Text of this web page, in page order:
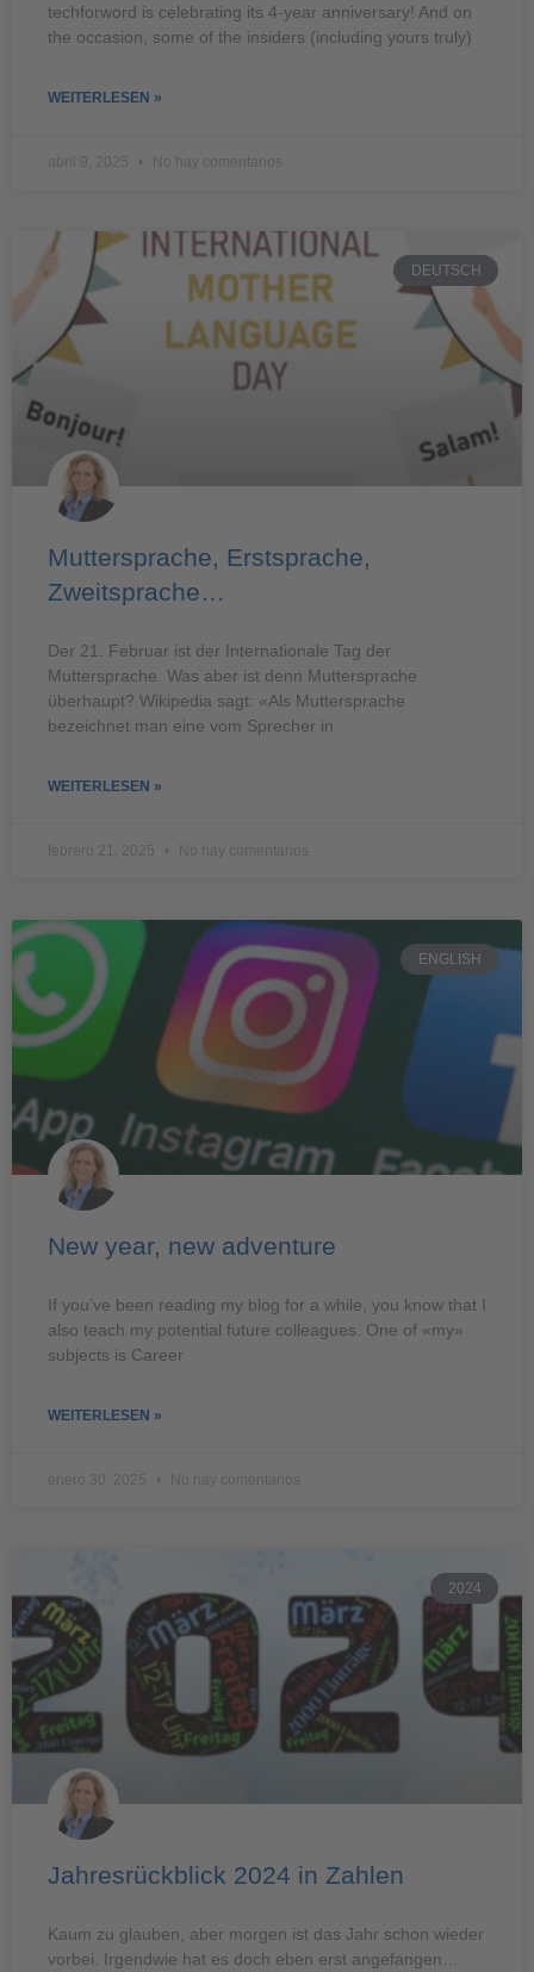
techforword is celebrating its 4-year anniversary! And on
the occasion, some of the insiders (including yours truly)
WEITERLESEN »
abril 9, 2025 No hay comentarios
DEUTSCH
Muttersprache, Erstsprache,
Zweitsprache…
Der 21. Februar ist der Internationale Tag der
Muttersprache. Was aber ist denn Muttersprache
überhaupt? Wikipedia sagt: «Als Muttersprache
bezeichnet man eine vom Sprecher in
WEITERLESEN »
febrero 21, 2025 No hay comentarios
ENGLISH
New year, new adventure
If you’ve been reading my blog for a while, you know that I
also teach my potential future colleagues. One of «my»
subjects is Career
WEITERLESEN »
enero 30, 2025 No hay comentarios
2024
Jahresrückblick 2024 in Zahlen
Kaum zu glauben, aber morgen ist das Jahr schon wieder
vorbei. Irgendwie hat es doch eben erst angefangen…